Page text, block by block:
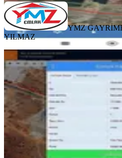
YMZ
YILMAZ
D-400 Nizip
İmarlı
Gaziantep,
2.807/m²